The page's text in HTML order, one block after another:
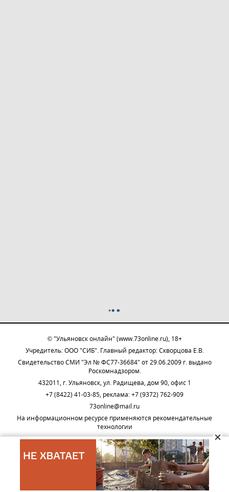
© "Ульяновск онлайн" (www.73online.ru), 18+
Учредитель: ООО "СИБ". Главный редактор: Скворцова Е.В.
Свидетельство СМИ "Эл № ФС77-36684" от 29.06.2009 г. выдано
Роскомнадзором.
432011, г. Ульяновск, ул. Радищева, дом 90, офис 1
+7 (8422) 41-03-85, реклама: +7 (9372) 762-909
73online@mail.ru
На информационном ресурсе применяются рекомендательные
технологии